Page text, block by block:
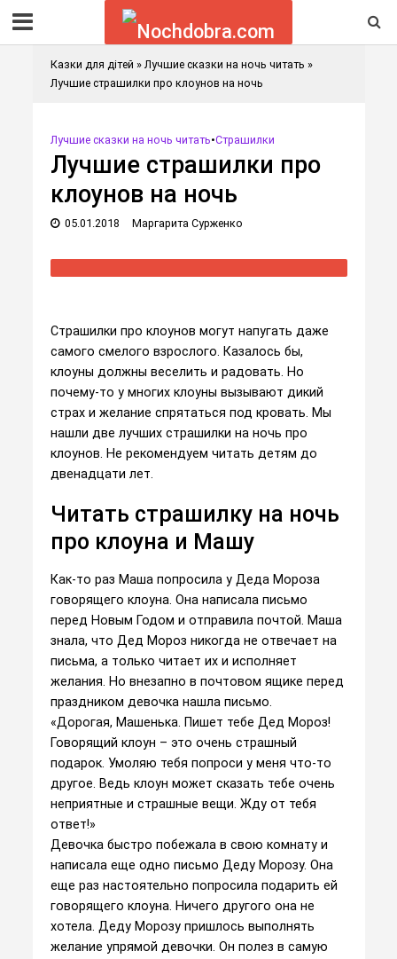
Казки для дітей » Лучшие сказки на ночь читать »
Лучшие страшилки про клоунов на ночь
Лучшие сказки на ночь читать•Страшилки
Лучшие страшилки про
клоунов на ночь
05.01.2018 Маргарита Сурженко
Страшилки про клоунов могут напугать даже
самого смелого взрослого. Казалось бы,
клоуны должны веселить и радовать. Но
почему-то у многих клоуны вызывают дикий
страх и желание спрятаться под кровать. Мы
нашли две лучших страшилки на ночь про
клоунов. Не рекомендуем читать детям до
двенадцати лет.
Читать страшилку на ночь
про клоуна и Машу
Как-то раз Маша попросила у Деда Мороза
говорящего клоуна. Она написала письмо
перед Новым Годом и отправила почтой. Маша
знала, что Дед Мороз никогда не отвечает на
письма, а только читает их и исполняет
желания. Но внезапно в почтовом ящике перед
праздником девочка нашла письмо.
«Дорогая, Машенька. Пишет тебе Дед Мороз!
Говорящий клоун – это очень страшный
подарок. Умоляю тебя попроси у меня что-то
другое. Ведь клоун может сказать тебе очень
неприятные и страшные вещи. Жду от тебя
ответ!»
Девочка быстро побежала в свою комнату и
написала еще одно письмо Деду Морозу. Она
еще раз настоятельно попросила подарить ей
говорящего клоуна. Ничего другого она не
хотела. Деду Морозу пришлось выполнять
желание упрямой девочки. Он полез в самую